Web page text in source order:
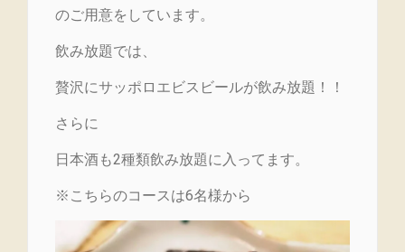
のご用意をしています。
飲み放題では、
贅沢にサッポロエビスビールが飲み放題！！
さらに
日本酒も2種類飲み放題に入ってます。
※こちらのコースは6名様から